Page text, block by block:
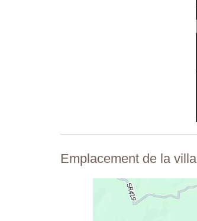
Emplacement de la villa